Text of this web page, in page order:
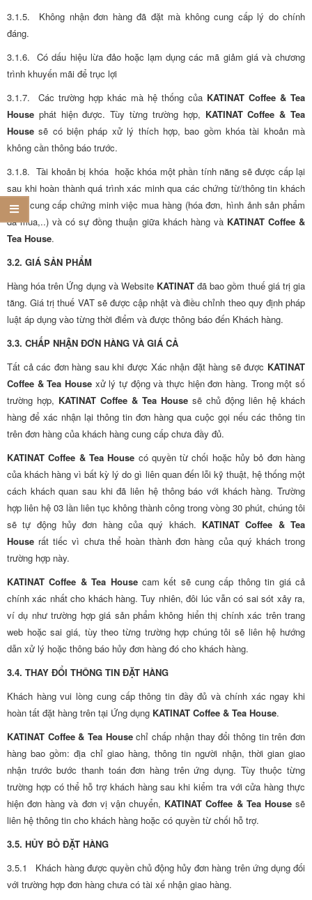
3.1.5. Không nhận đơn hàng đã đặt mà không cung cấp lý do chính
đáng.
3.1.6. Có dấu hiệu lừa đảo hoặc lạm dụng các mã giảm giá và chương
trình khuyến mãi để trục lợi
3.1.7. Các trường hợp khác mà hệ thống của KATINAT Coffee & Tea
House phát hiện được. Tùy từng trường hợp, KATINAT Coffee & Tea
House sẽ có biện pháp xử lý thích hợp, bao gồm khóa tài khoản mà
không cần thông báo trước.
3.1.8. Tài khoản bị khóa hoặc khóa một phần tính năng sẽ được cấp lại
sau khi hoàn thành quá trình xác minh qua các chứng từ/thông tin khách
hàng cung cấp chứng minh việc mua hàng (hóa đơn, hình ảnh sản phẩm
đã mua,..) và có sự đồng thuận giữa khách hàng và KATINAT Coffee &
Tea House.
3.2. GIÁ SẢN PHẨM
Hàng hóa trên Ứng dụng và Website KATINAT đã bao gồm thuế giá trị gia
tăng. Giá trị thuế VAT sẽ được cập nhật và điều chỉnh theo quy định pháp
luật áp dụng vào từng thời điểm và được thông báo đến Khách hàng.
3.3. CHẤP NHẬN ĐƠN HÀNG VÀ GIÁ CẢ
Tất cả các đơn hàng sau khi được Xác nhận đặt hàng sẽ được KATINAT
Coffee & Tea House xử lý tự động và thực hiện đơn hàng. Trong một số
trường hợp, KATINAT Coffee & Tea House sẽ chủ động liên hệ khách
hàng để xác nhận lại thông tin đơn hàng qua cuộc gọi nếu các thông tin
trên đơn hàng của khách hàng cung cấp chưa đầy đủ.
KATINAT Coffee & Tea House có quyền từ chối hoặc hủy bỏ đơn hàng
của khách hàng vì bất kỳ lý do gì liên quan đến lỗi kỹ thuật, hệ thống một
cách khách quan sau khi đã liên hệ thông báo với khách hàng. Trường
hợp liên hệ 03 lần liên tục không thành công trong vòng 30 phút, chúng tôi
sẽ tự động hủy đơn hàng của quý khách. KATINAT Coffee & Tea
House rất tiếc vì chưa thể hoàn thành đơn hàng của quý khách trong
trường hợp này.
KATINAT Coffee & Tea Housecam kết sẽ cung cấp thông tin giá cả
chính xác nhất cho khách hàng. Tuy nhiên, đôi lúc vẫn có sai sót xảy ra,
ví dụ như trường hợp giá sản phẩm không hiển thị chính xác trên trang
web hoặc sai giá, tùy theo từng trường hợp chúng tôi sẽ liên hệ hướng
dẫn xử lý hoặc thông báo hủy đơn hàng đó cho khách hàng.
3.4. THAY ĐỔI THÔNG TIN ĐẶT HÀNG
Khách hàng vui lòng cung cấp thông tin đầy đủ và chính xác ngay khi
hoàn tất đặt hàng trên tại Ứng dụng KATINAT Coffee & Tea House.
KATINAT Coffee & Tea Housechỉ chấp nhận thay đổi thông tin trên đơn
hàng bao gồm: địa chỉ giao hàng, thông tin người nhận, thời gian giao
nhận trước bước thanh toán đơn hàng trên ứng dụng. Tùy thuộc từng
trường hợp có thể hỗ trợ khách hàng sau khi kiểm tra với cửa hàng thực
hiện đơn hàng và đơn vị vận chuyển, KATINAT Coffee & Tea Housesẽ
liên hệ thông tin cho khách hàng hoặc có quyền từ chối hỗ trợ.
3.5. HỦY BỎ ĐẶT HÀNG
3.5.1 Khách hàng được quyền chủ động hủy đơn hàng trên ứng dụng đối
với trường hợp đơn hàng chưa có tài xế nhận giao hàng.